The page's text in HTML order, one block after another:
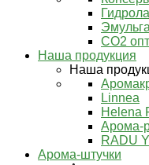
СО2
Наша продукция
Наша
Linnea
Helena
Арома-
RADU
Арома-штучки